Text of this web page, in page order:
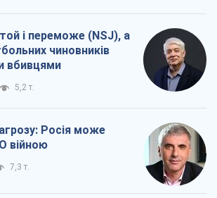
і переможе (NSJ), а
чиновників
вбивцями
5,2 т.
Росія може
війною
7,3 т.